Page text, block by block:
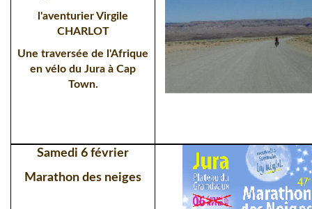
l'aventurier Virgile
CHARLOT
Une traversée de l'Afrique
en vélo du Jura à Cap
Town.
Samedi 6 février
Marathon des neiges